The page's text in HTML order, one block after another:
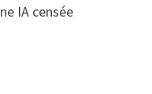
IA censée